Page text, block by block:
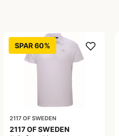
SPAR 60%
2117 OF SWEDEN
2117 OF SWEDEN